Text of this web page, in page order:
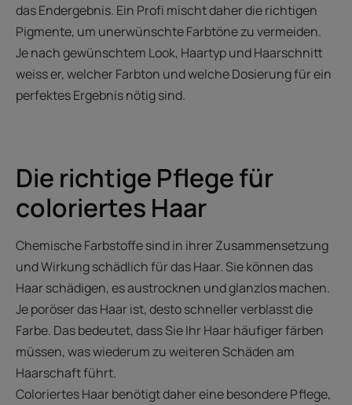
das Endergebnis. Ein Profi mischt daher die richtigen
Pigmente, um unerwünschte Farbtöne zu vermeiden.
Je nach gewünschtem Look, Haartyp und Haarschnitt
weiss er, welcher Farbton und welche Dosierung für ein
perfektes Ergebnis nötig sind.
Die richtige Pflege für
coloriertes Haar
Chemische Farbstoffe sind in ihrer Zusammensetzung
und Wirkung schädlich für das Haar. Sie können das
Haar schädigen, es austrocknen und glanzlos machen.
Je poröser das Haar ist, desto schneller verblasst die
Farbe. Das bedeutet, dass Sie Ihr Haar häufiger färben
müssen, was wiederum zu weiteren Schäden am
Haarschaft führt.
Coloriertes Haar benötigt daher eine besondere Pflege,